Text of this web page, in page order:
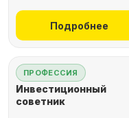
Подробнее
ПРОФЕССИЯ
Инвестиционный
советник